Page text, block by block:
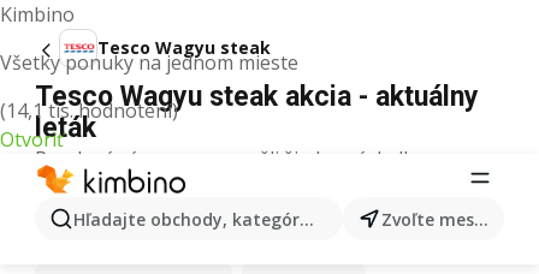
Kimbino
Všetky ponuky na jednom mieste
(14,1 tis. hodnotení)
Otvoriť
Hľadajte obchody, kategórie, produkty... Zvoľte mesto
Tesco Wagyu steak
Tesco Wagyu steak akcia - aktuálny
leták
Pre daný výraz sme nenašli žiadne výsledky.
Ďalšie produkty v obchodoch Tesco
Tesco Kapor Tesco Ashwagandha